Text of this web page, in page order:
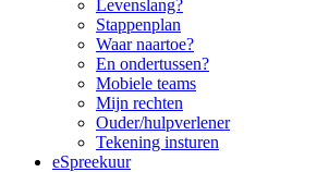
Levenslang?
Stappenplan
Waar naartoe?
En ondertussen?
Mobiele teams
Mijn rechten
Ouder/hulpverlener
Tekening insturen
eSpreekuur